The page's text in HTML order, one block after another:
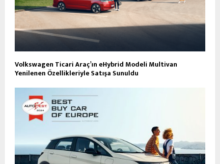
Volkswagen Ticari Araç’ın eHybrid Modeli Multivan
Yenilenen Özellikleriyle Satışa Sunuldu